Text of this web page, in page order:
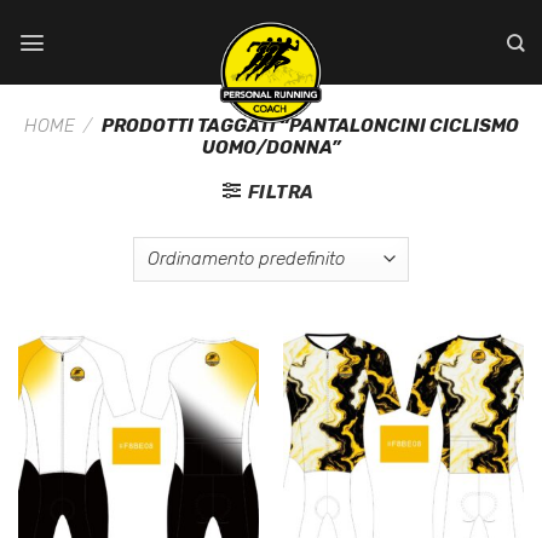
HOME / PRODOTTI TAGGATI “PANTALONCINI CICLISMO
UOMO/DONNA”
FILTRA